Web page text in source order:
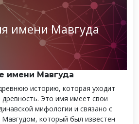
имени Мавгуда
имени Мавгуда
историю, которая уходит
Это имя имеет свои
мифологии и связано с
который был известен